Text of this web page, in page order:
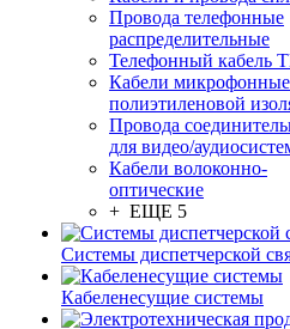
Провода телефонные
распределительные
Телефонный кабель
Кабели
полиэтиленовой
Провода
для видео/
Кабели волоконно-
оптические
+ ЕЩЕ 5
Системы диспетчерской
Кабеленесущие системы